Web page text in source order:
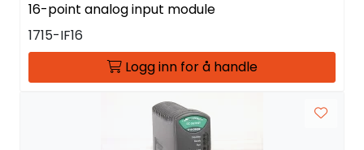
16-point analog input module
1715-IF16
Logg inn for å handle